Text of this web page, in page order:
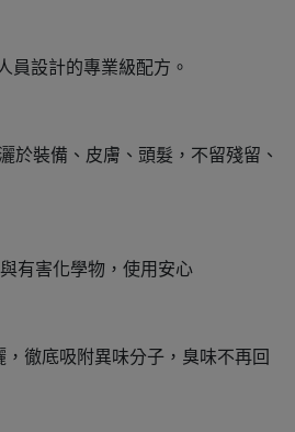
員設計的專業級配方。
於裝備、皮膚、頭髮，不留殘留、
有害化學物，使用安心
徹底吸附異味分子，臭味不再回